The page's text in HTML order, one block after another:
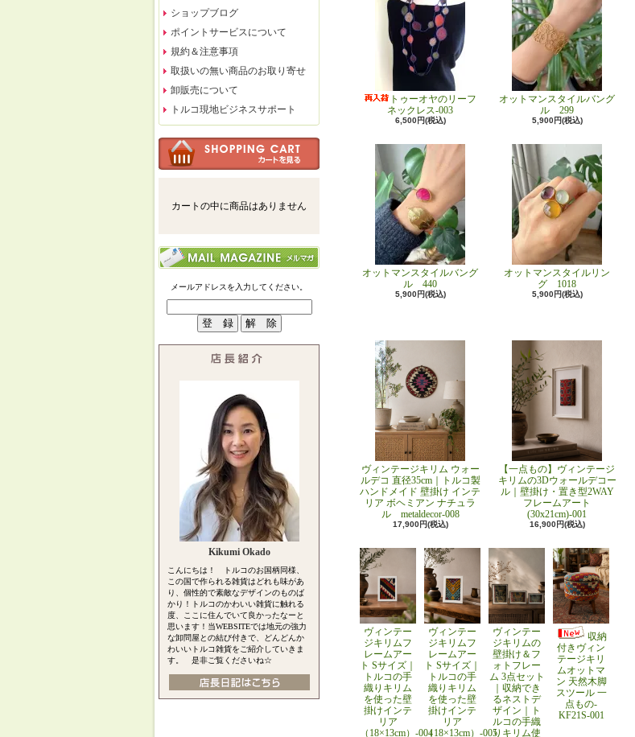
ショップブログ
ポイントサービスについて
規約＆注意事項
取扱いの無い商品のお取り寄せ
卸販売について
トルコ現地ビジネスサポート
カートの中に商品はありません
メールアドレスを入力してください。
Kikumi Okado
こんにちは！ トルコのお国柄同様、
この国で作られる雑貨はどれも味があ
り、個性的で素敵なデザインのものば
かり！トルコのかわいい雑貨に触れる
度、ここに住んでいて良かったなーと
思います！当WEBSITEでは地元の強力
な卸問屋との結び付きで、どんどんか
わいいトルコ雑貨をご紹介していきま
す。 是非ご覧くださいね☆
トゥーオヤのリーフ
ネックレス-003
6,500円(税込)
オットマンスタイルバング
ル 299
5,900円(税込)
オットマンスタイルバング
ル 440
5,900円(税込)
オットマンスタイルリン
グ 1018
5,900円(税込)
ヴィンテージキリム ウォー
ルデコ 直径35cm｜トルコ製
ハンドメイド 壁掛け インテ
リア ボヘミアン ナチュラ
ル metaldecor-008
17,900円(税込)
【一点もの】ヴィンテージ
キリムの3Dウォールデコー
ル｜壁掛け・置き型2WAY
フレームアート
(30x21cm)-001
16,900円(税込)
ヴィンテー
ジキリムフ
レームアー
ト Sサイズ｜
トルコの手
織りキリム
を使った壁
掛けインテ
リア
（18×13cm）-004
ヴィンテー
ジキリムフ
レームアー
ト Sサイズ｜
トルコの手
織りキリム
を使った壁
掛けインテ
リア
（18×13cm）-005
ヴィンテー
ジキリムの
壁掛け＆フ
ォトフレー
ム 3点セット
｜収納でき
るネストデ
ザイン｜ト
ルコの手織
りキリム使
収納
付きヴィン
テージキリ
ムオットマ
ン 天然木脚
スツール 一
点もの-
KF21S-001